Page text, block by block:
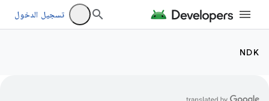
تسجيل الدخول
NDK